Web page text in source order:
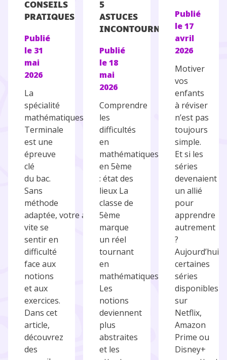
CONSEILS
PRATIQUES
Publié
le 31
mai
2026
La
spécialité
mathématiques en
Terminale
est une
épreuve
clé
du bac.
Sans
méthode
adaptée, votre ado peut
vite se
sentir en
difficulté
face aux
notions
et aux
exercices.
Dans cet
article,
découvrez
des
5
ASTUCES
INCONTOURNABLES
Publié
le18
mai
2026
Comprendre
les
difficultés
en
mathématiques
en 5ème
: état des
lieux La
classe de
5ème
marque
un réel
tournant
en
mathématiques.
Les
notions
deviennent
plus
abstraites
et les
Publié
le17
avril
2026
Motiver
vos
enfants
à réviser
n’est pas
toujours
simple.
Et si les
séries
devenaient
un allié
pour
apprendre
autrement
?
Aujourd’hui,
certaines
séries
disponibles
sur
Netflix,
Amazon
Prime ou
Disney+